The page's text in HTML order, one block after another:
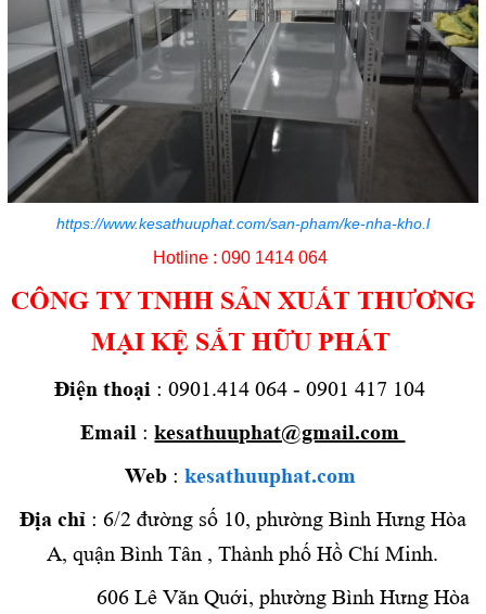
https://www.kesathuuphat.com/san-pham/ke-nha-kho.l
Hotline : 090 1414 064
CÔNG TY TNHH SẢN XUẤT THƯƠNG
MẠI KỆ SẮT HỮU PHÁT
Điện thoại : 0901.414 064 - 0901 417 104
Email :kesathuuphat@gmail.com
Web : kesathuuphat.com
Địa chỉ : 6/2 đường số 10, phường Bình Hưng Hòa
A, quận Bình Tân , Thành phố Hồ Chí Minh.
606 Lê Văn Quới, phường Bình Hưng Hòa